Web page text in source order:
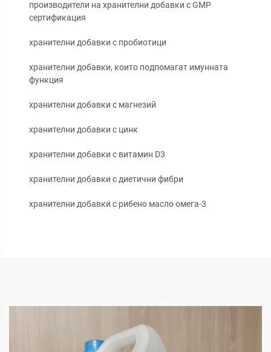
производители на хранителни добавки с GMP
сертификация
хранителни добавки с пробиотици
хранителни добавки, които подпомагат имунната
функция
хранителни добавки с магнезий
хранителни добавки с цинк
хранителни добавки с витамин D3
хранителни добавки с диетични фибри
хранителни добавки с рибено масло омега-3